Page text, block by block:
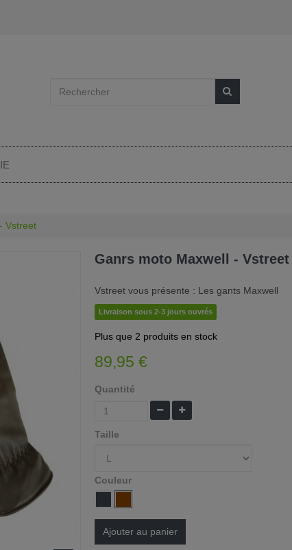
Vstreet
Ganrs moto Maxwell - Vstreet
Vstreet vous présente : Les gants Maxwell
Livraison sous 2-3 jours ouvrés
Plus que 2 produitsen stock
89,95 €
Quantité
Taille
Couleur
Ajouter au panier